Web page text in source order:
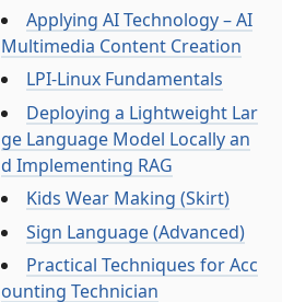
Applying AI Technology – AI
Multimedia Content Creation
LPI-Linux Fundamentals
Deploying a Lightweight Lar
ge Language Model Locally an
d Implementing RAG
Kids Wear Making (Skirt)
Sign Language (Advanced)
Practical Techniques for Acc
ounting Technician